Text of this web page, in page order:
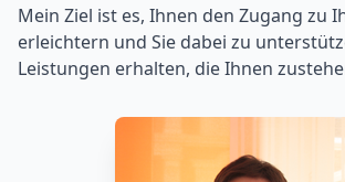
Mein Ziel ist es, Ihnen den Zugang zu
erleichtern und Sie dabei zu
Leistungen erhalten, die Ihnen